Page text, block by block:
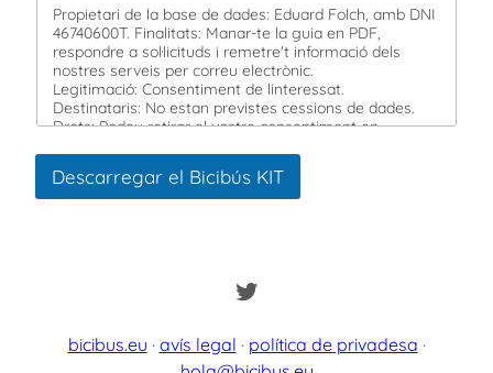
d
Propietari de la base de dades: Eduard Folch, amb DNI
46740600T. Finalitats: Manar-te la guia en PDF,
respondre a sol·licituds i remetre't informació dels
nostres serveis per correu electrònic.
Legitimació: Consentiment de linteressat.
Destinataris: No estan previstes cessions de dades.
Drets: Podeu retirar el vostre consentiment en
Informació addicional: Podeu ampliar la informació a
l'enllaç de Política Privadesa.
Descarregar el Bicibús KIT
Twitter
bicibus.eu · avís legal · política de privadesa ·